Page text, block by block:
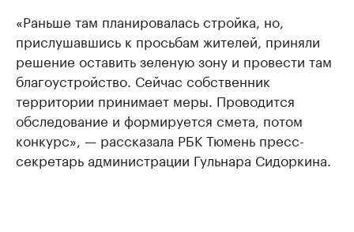
«Раньше там планировалась стройка, но,
прислушавшись к просьбам жителей, приняли
решение оставить зеленую зону и провести там
благоустройство. Сейчас собственник
территории принимает меры. Проводится
обследование и формируется смета, потом
конкурс», — рассказала РБК Тюмень пресс-
секретарь администрации Гульнара Сидоркина.